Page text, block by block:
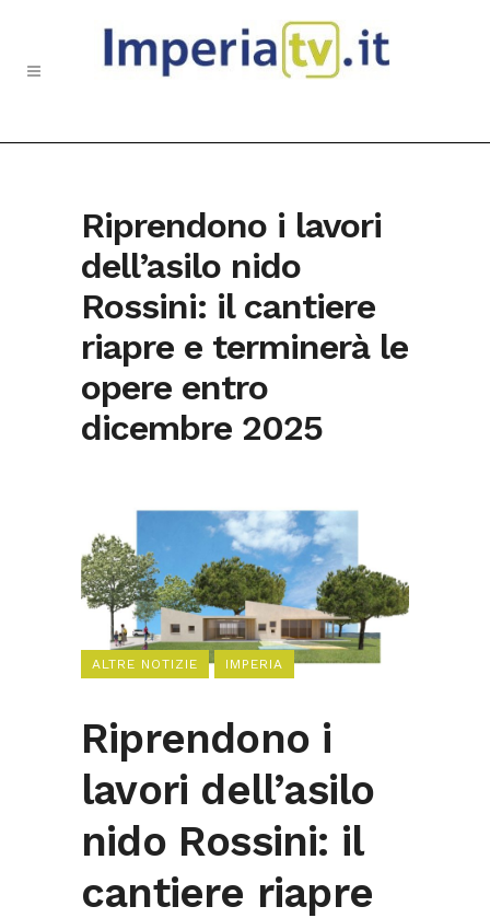
Riprendono i lavori
dell’asilo nido
Rossini: il cantiere
riapre e terminerà le
opere entro
dicembre 2025
ALTRE NOTIZIE IMPERIA
Riprendono i
lavori dell’asilo
nido Rossini: il
cantiere riapre